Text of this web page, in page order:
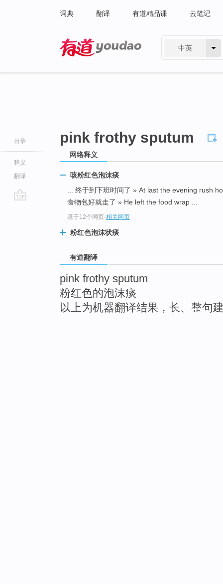
词典 翻译 有道精品课 云笔记
中英
目录
释义
翻译
pink frothy sputum
网络释义
咳粉红色泡沫痰
... 终于到下班时间了 » At last the evening rush
食物包好就走了 » He left the food wrap ...
基于12个网页-相关网页
粉红色泡沫状痰
有道翻译
pink frothy sputum
粉红色的泡沫痰
以上为机器翻译结果，长、整句